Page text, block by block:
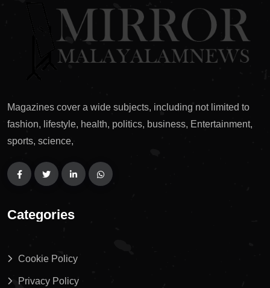
Magazines cover a wide subjects, including not limited to
fashion, lifestyle, health, politics, business, Entertainment,
sports, science,
Categories
Cookie Policy
Privacy Policy